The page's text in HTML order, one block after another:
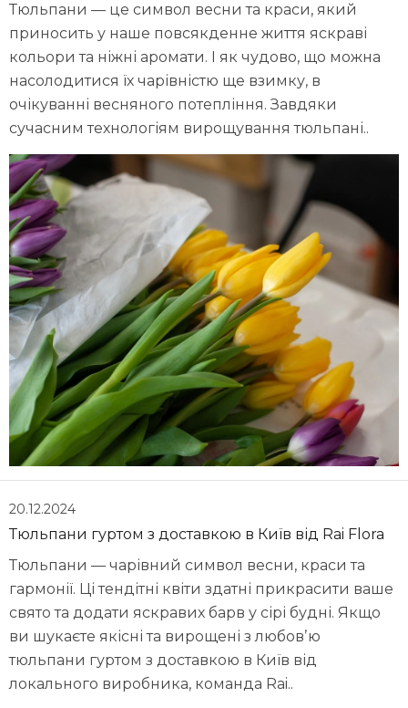
Тюльпани — це символ весни та краси, який
приносить у наше повсякденне життя яскраві
кольори та ніжні аромати. І як чудово, що можна
насолодитися їх чарівністю ще взимку, в
очікуванні весняного потепління. Завдяки
сучасним технологіям вирощування тюльпані..
20.12.2024
Тюльпани гуртом з доставкою в Київ від Rai Flora
Тюльпани — чарівний символ весни, краси та
гармонії. Ці тендітні квіти здатні прикрасити ваше
свято та додати яскравих барв у сірі будні. Якщо
ви шукаєте якісні та вирощені з любовʼю
тюльпани гуртом з доставкою в Київ від
локального виробника, команда Rai..